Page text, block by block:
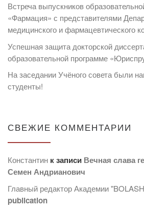
Встреча выпускников
«Фармация» с представителями
медицинского и фармацевтического
Успешная защита докторской
образовательной программе
На заседании Учёного совета были
студенты!
СВЕЖИЕ КОММЕНТАРИИ
Константин к записи Вечная слава
Семен Андрианович
Главный редактор Академии
publication